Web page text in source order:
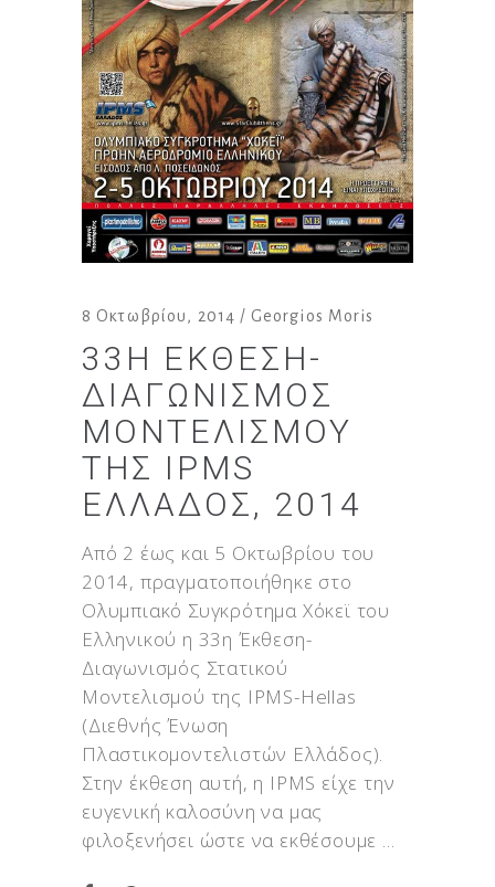
8 Οκτωβρίου, 2014 Georgios Moris
33Η ΈΚΘΕΣΗ-
ΔΙΑΓΩΝΙΣΜΌΣ
ΜΟΝΤΕΛΙΣΜΟΎ
ΤΗΣ IPMS
ΕΛΛΆΔΟΣ, 2014
Από 2 έως και 5 Οκτωβρίου του
2014, πραγματοποιήθηκε στο
Ολυμπιακό Συγκρότημα Χόκεϊ του
Ελληνικού η 33η Έκθεση-
Διαγωνισμός Στατικού
Μοντελισμού της IPMS-Hellas
(Διεθνής Ένωση
Πλαστικομοντελιστών Ελλάδος).
Στην έκθεση αυτή, η IPMS είχε την
ευγενική καλοσύνη να μας
φιλοξενήσει ώστε να εκθέσουμε